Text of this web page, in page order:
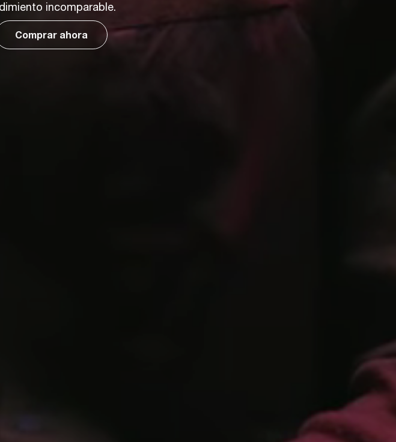
incomparable.
Comprar ahora